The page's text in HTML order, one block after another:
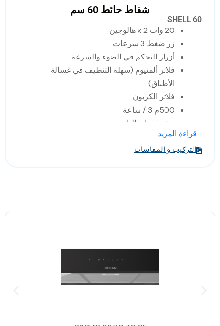
شفاط حائط 60 سم
SHELL 60
20 وات x 2 هالوجين
زر ضغط 3 سرعات
أزرار التحكم في الضوء والسرعة
فلاتر ألمنيوم (سهلة التنظيف في غسالة
الأطباق)
فلاتر الكربون
500م 3 / ساعة
صنع في ايطاليا
عمق* الارتفاع)
قراءة المزيد
التركيب و المقاسات